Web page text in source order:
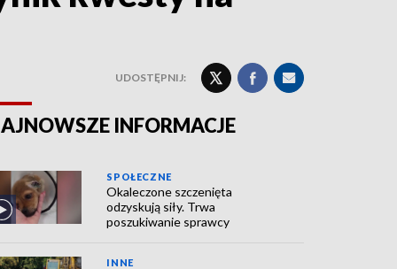
UDOSTĘPNIJ:
INFORMACJE
SPOŁECZNE
Okaleczone szczenięta
odzyskują siły. Trwa
poszukiwanie sprawcy
INNE